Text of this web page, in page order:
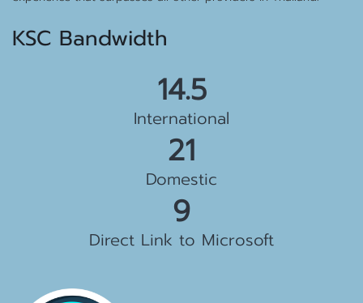
KSC Bandwidth
15.5 Gbps
International
23 Gbps
Domestic
10
Direct Link to Microsoft